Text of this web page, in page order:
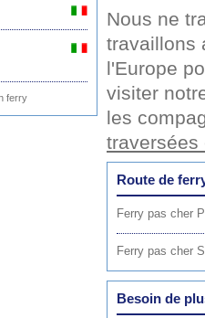
ferry
Nous ne
travaillons
l'Europe
visiter
les
traversées
Route de
Ferry pas cher
Ferry pas cher
Besoin de